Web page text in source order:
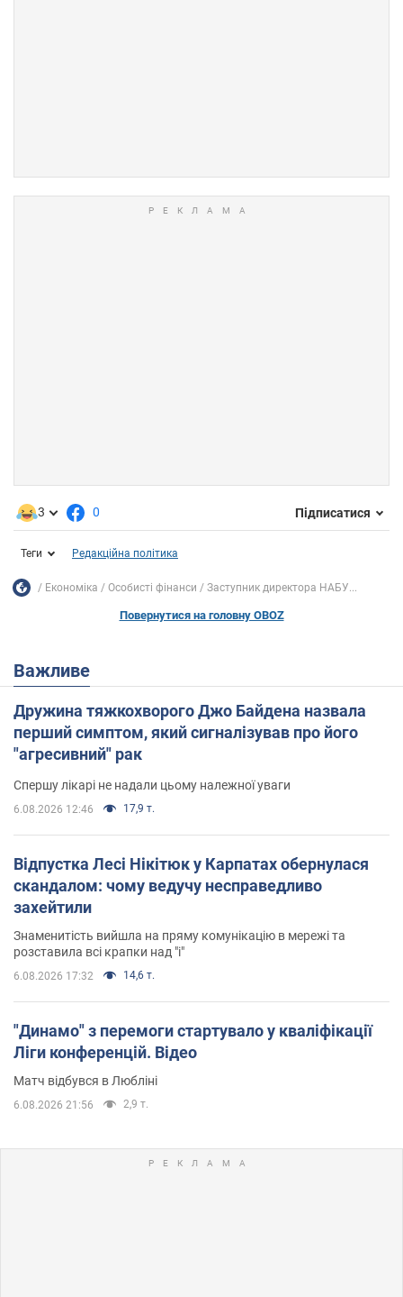
3 0 Підписатися
Теги Редакційна політика
Економіка Особисті фінанси Заступник директора НАБУ...
Повернутися на головну OBOZ
Важливе
Дружина тяжкохворого Джо Байдена назвала
перший симптом, який сигналізував про його
"агресивний" рак
Спершу лікарі не надали цьому належної уваги
6.08.2026 12:46 17,9 т.
Відпустка Лесі Нікітюк у Карпатах обернулася
скандалом: чому ведучу несправедливо
захейтили
Знаменитість вийшла на пряму комунікацію в мережі та
розставила всі крапки над "і"
6.08.2026 17:32 14,6 т.
"Динамо" з перемоги стартувало у кваліфікації
Ліги конференцій. Відео
Матч відбувся в Любліні
6.08.2026 21:56 2,9 т.